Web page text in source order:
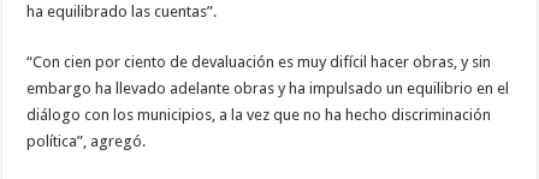
ha equilibrado las cuentas”.
“Con cien por ciento de devaluación es muy difícil hacer obras, y sin
embargo ha llevado adelante obras y ha impulsado un equilibrio en el
diálogo con los municipios, a la vez que no ha hecho discriminación
política”, agregó.